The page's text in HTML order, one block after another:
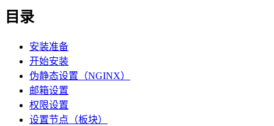
目录
安装准备
开始安装
伪静态设置（NGINX）
邮箱设置
权限设置
设置节点（板块）